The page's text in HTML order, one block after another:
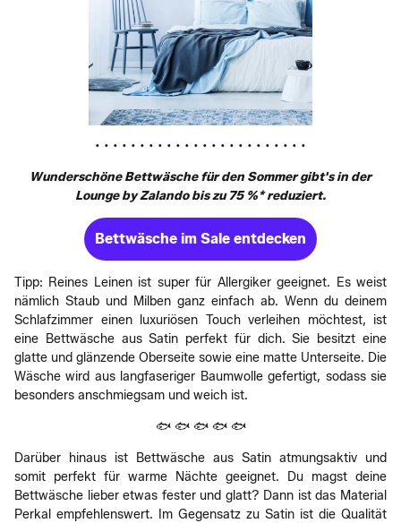
• • • • • • • • • • • • • • • • • • • • • • • •
Wunderschöne Bettwäsche für den Sommer gibt's in der
Lounge by Zalando bis zu 75 %* reduziert.
Bettwäsche im Sale entdecken
Tipp: Reines Leinen ist super für Allergiker geeignet. Es weist
nämlich Staub und Milben ganz einfach ab. Wenn du deinem
Schlafzimmer einen luxuriösen Touch verleihen möchtest, ist
eine Bettwäsche aus Satin perfekt für dich. Sie besitzt eine
glatte und glänzende Oberseite sowie eine matte Unterseite. Die
Wäsche wird aus langfaseriger Baumwolle gefertigt, sodass sie
besonders anschmiegsam und weich ist.
🐟 🐟 🐟 🐟 🐟
Darüber hinaus ist Bettwäsche aus Satin atmungsaktiv und
somit perfekt für warme Nächte geeignet. Du magst deine
Bettwäsche lieber etwas fester und glatt? Dann ist das Material
Perkal empfehlenswert. Im Gegensatz zu Satin ist die Qualität